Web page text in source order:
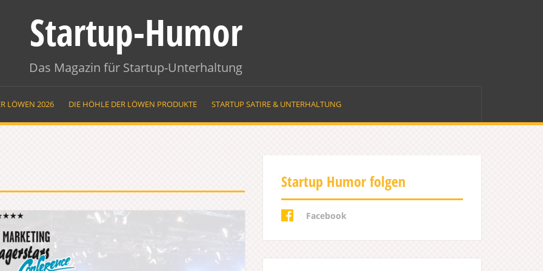
Startup-Humor
Das Magazin für Startup-Unterhaltung
LÖWEN 2026 DIE HÖHLE DER LÖWEN PRODUKTE STARTUP SATIRE & UNTERHALTUNG
Startup Humor folgen
Facebook